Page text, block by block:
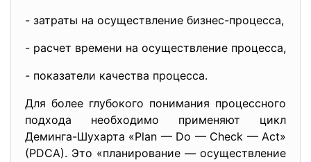
- затраты на осуществление бизнес-процесса,
- расчет времени на осуществление процесса,
- показатели качества процесса.
Для более глубокого понимания процессного
подхода необходимо применяют цикл
Деминга-Шухарта «Plan — Do — Check — Act»
(PDCA). Это «планирование — осуществление